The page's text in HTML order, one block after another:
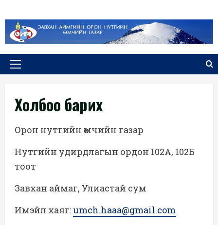
to
content
Primary
Холбоо барих
Орон нутгийн өмчийн газар
Нутгийн удирдлагын ордон 102А, 102Б
тоот
Завхан аймаг, Улиастай сум
Имэйл хаяг:umch.haaa@gmail.com